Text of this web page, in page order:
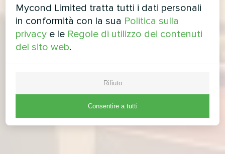
Mycond Limited tratta tutti i dati personali
in conformità con la sua Politica sulla
privacy e le Regole di utilizzo dei contenuti
del sito web.
Rifiuto
Consentire a tutti